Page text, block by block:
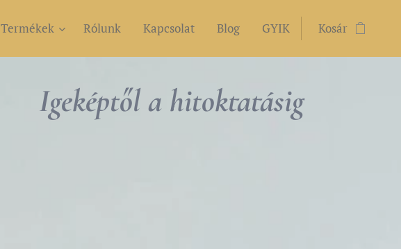
Termékek Rólunk Kapcsolat Blog GYIK Kosár
Igeképtől a hitoktatásig